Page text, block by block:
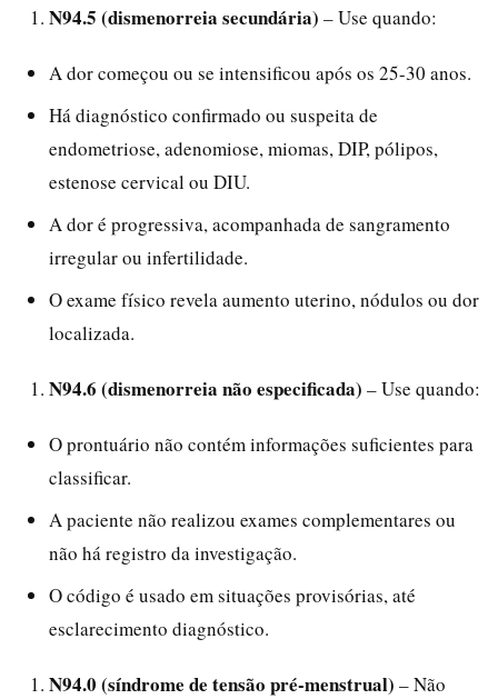
N94.5 (dismenorreia secundária) – Use quando:
A dor começou ou se intensificou após os 25-30 anos.
Há diagnóstico confirmado ou suspeita de
endometriose, adenomiose, miomas, DIP, pólipos,
estenose cervical ou DIU.
A dor é progressiva, acompanhada de sangramento
irregular ou infertilidade.
O exame físico revela aumento uterino, nódulos ou dor
localizada.
N94.6 (dismenorreia não especificada) – Use quando:
O prontuário não contém informações suficientes para
classificar.
A paciente não realizou exames complementares ou
não há registro da investigação.
O código é usado em situações provisórias, até
esclarecimento diagnóstico.
N94.0 (síndrome de tensão pré-menstrual) – Não